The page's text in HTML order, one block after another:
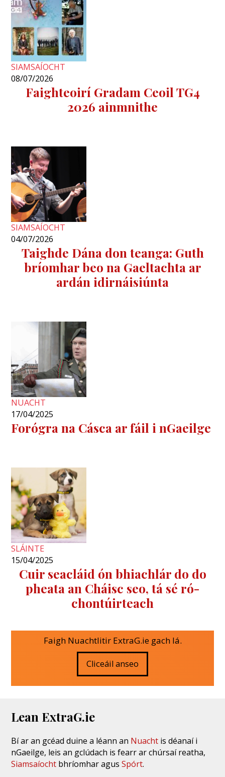
SIAMSAÍOCHT
08/07/2026
Faighteoirí Gradam Ceoil TG4
2026 ainmnithe
SIAMSAÍOCHT
04/07/2026
Taighde Dána don teanga: Guth
bríomhar beo na Gaeltachta ar
ardán idirnáisiúnta
NUACHT
17/04/2025
Forógra na Cásca ar fáil i nGaeilge
SLÁINTE
15/04/2025
Cuir seacláid ón bhiachlár do do
pheata an Cháisc seo, tá sé ró-
chontúirteach
Faigh Nuachtlitir ExtraG.ie gach lá.
Cliceáil anseo
Lean ExtraG.ie
Bí ar an gcéad duine a léann an Nuacht is déanaí i
nGaeilge, leis an gclúdach is fearr ar chúrsaí reatha,
Siamsaíocht bhríomhar agusSpórt.